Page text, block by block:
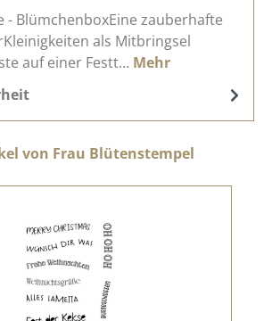
- BlümchenboxEine zauberhafte
als Mitbringsel
auf einer Festt… Mehr
überspringen
von Frau Blütenstempel